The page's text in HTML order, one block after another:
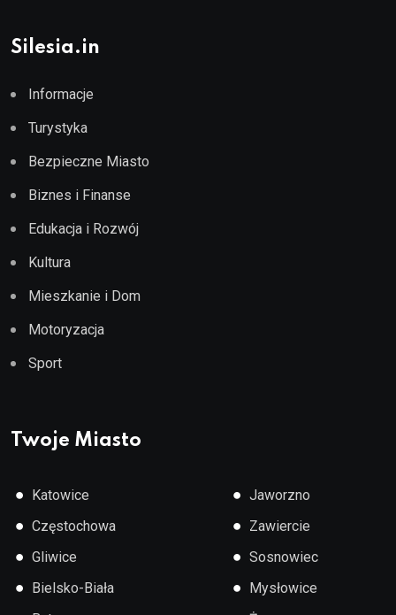
Silesia.in
Informacje
Turystyka
Bezpieczne Miasto
Biznes i Finanse
Edukacja i Rozwój
Kultura
Mieszkanie i Dom
Motoryzacja
Sport
Twoje Miasto
● Katowice
● Częstochowa
● Gliwice
● Bielsko-Biała
● Jaworzno
● Zawiercie
● Sosnowiec
● Mysłowice